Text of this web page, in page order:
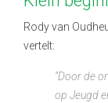
Rody van
vertelt:
“Door de
op Jeugd